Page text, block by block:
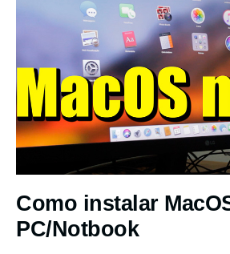
Como instalar
PC/Notbook